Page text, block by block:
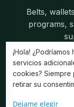
Belts,
programs,
©
¡Hola!
servicios
cookies? Siempre
retirar su
Dejame elegir